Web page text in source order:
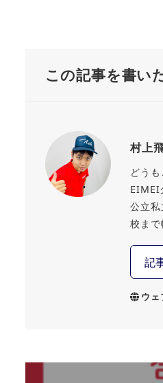
この記事を書い
村上
どう
EIMEI
公立
校まで
記
ウェ